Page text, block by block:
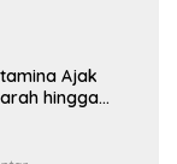
Ajak
hingga